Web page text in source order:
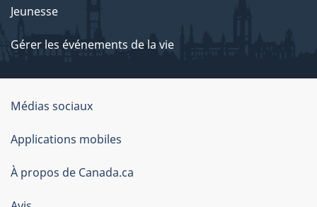
Jeunesse
Gérer les événements de la vie
Organisation
du
gouvernement
du
Canada
Médias sociaux
Applications mobiles
À propos de Canada.ca